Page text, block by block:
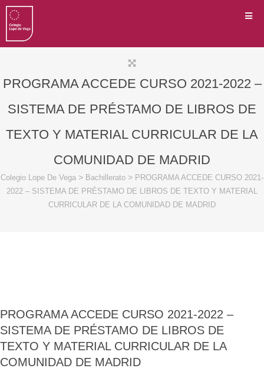
PROGRAMA ACCEDE CURSO 2021-2022 –
SISTEMA DE PRÉSTAMO DE LIBROS DE
TEXTO Y MATERIAL CURRICULAR DE LA
COMUNIDAD DE MADRID
Colegio Lope De Vega > Bachillerato > PROGRAMA ACCEDE CURSO 2021-
2022 – SISTEMA DE PRÉSTAMO DE LIBROS DE TEXTO Y MATERIAL
CURRICULAR DE LA COMUNIDAD DE MADRID
PROGRAMA ACCEDE CURSO 2021-2022 –
SISTEMA DE PRÉSTAMO DE LIBROS DE
TEXTO Y MATERIAL CURRICULAR DE LA
COMUNIDAD DE MADRID